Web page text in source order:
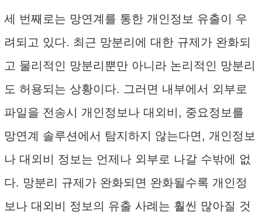
세 번째로는 망연계를 통한 개인정보 유출이 우
려되고 있다. 최근 망분리에 대한 규제가 완화되
고 물리적인 망분리뿐만 아니라 논리적인 망분리
도 허용되는 상황이다. 그러면 내부에서 외부로
파일을 전송시 개인정보나 대외비, 중요정보를
망연계 솔루션에서 탐지하지 않는다면, 개인정보
나 대외비 정보는 언제나 외부로 나갈 수밖에 없
다. 망분리 규제가 완화되면 완화될수록 개인정
보나 대외비 정보의 유출 사례는 훨씬 많아질 것